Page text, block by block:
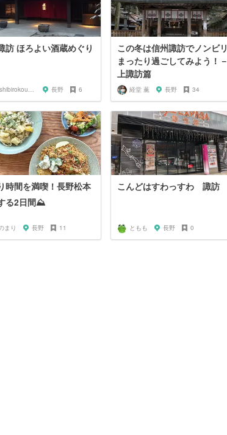
訪 ほろよい酒蔵めぐり
hashibirokoungorongo 長野 6
この冬は信州諏訪でノンビリ
まったり過ごしてみよう！－
上諏訪篇
経堂 薫 長野 34
時間を満喫！長野松本
る2日間⛰
まり 長野 11
こんどはすわっすわ 諏訪
ともも 長野 0